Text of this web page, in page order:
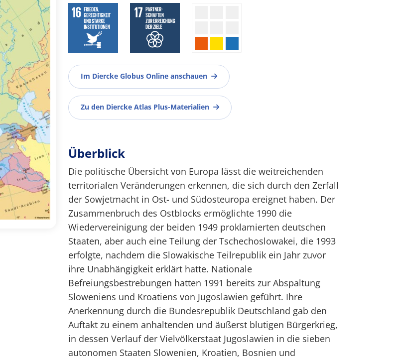
Im Diercke Globus Online anschauen
Zu den Diercke Atlas Plus-Materialien
Überblick
Die politische Übersicht von Europa lässt die weitreichenden
territorialen Veränderungen erkennen, die sich durch den Zerfall
der Sowjetmacht in Ost- und Südosteuropa ereignet haben. Der
Zusammenbruch des Ostblocks ermöglichte 1990 die
Wiedervereinigung der beiden 1949 proklamierten deutschen
Staaten, aber auch eine Teilung der Tschechoslowakei, die 1993
erfolgte, nachdem die Slowakische Teilrepublik ein Jahr zuvor
ihre Unabhängigkeit erklärt hatte. Nationale
Befreiungsbestrebungen hatten 1991 bereits zur Abspaltung
Sloweniens und Kroatiens von Jugoslawien geführt. Ihre
Anerkennung durch die Bundesrepublik Deutschland gab den
Auftakt zu einem anhaltenden und äußerst blutigen Bürgerkrieg,
in dessen Verlauf der Vielvölkerstaat Jugoslawien in die sieben
autonomen Staaten Slowenien, Kroatien, Bosnien und